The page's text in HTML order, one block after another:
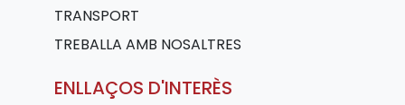
TRANSPORT
TREBALLA AMB NOSALTRES
ENLLAÇOS D'INTERÈS